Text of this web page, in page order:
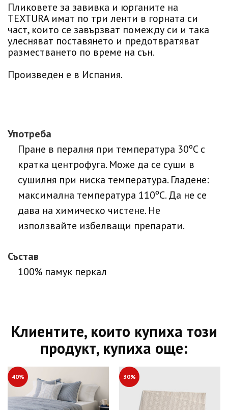
Пликовете за завивка и юрганите на
TEXTURA имат по три ленти в горната си
част, които се завързват помежду си и така
улесняват поставянето и предотвратяват
разместването по време на сън.
Произведен е в Испания.
Употреба
Пране в пералня при температура 30ºC с
кратка центрофуга. Може да се суши в
сушилня при ниска температура. Гладене:
максимална температура 110ºC. Да не се
дава на химическо чистене. Не
използвайте избелващи препарати.
Състав
100% памук перкал
Клиентите, които купиха този
продукт, купиха още:
40% 30%